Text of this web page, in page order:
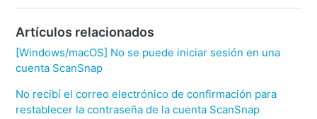
Artículos relacionados
[Windows/macOS] No se puede iniciar sesión en una
cuenta ScanSnap
No recibí el correo electrónico de confirmación para
restablecer la contraseña de la cuenta ScanSnap